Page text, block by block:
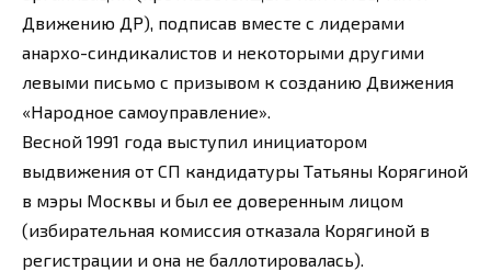
Движению ДР), подписав вместе с лидерами
анархо-синдикалистов и некоторыми другими
левыми письмо с призывом к созданию Движения
«Народное самоуправление».
Весной 1991 года выступил инициатором
выдвижения от СП кандидатуры Татьяны Корягиной
в мэры Москвы и был ее доверенным лицом
(избирательная комиссия отказала Корягиной в
регистрации и она не баллотировалась).